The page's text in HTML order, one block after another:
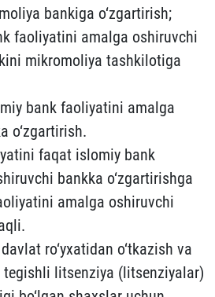
bankiga o‘zgartirish;
faoliyatini amalga oshiruvchi
mikromoliya tashkilotiga
bank faoliyatini amalga
o‘zgartirish.
faqat islomiy bank
bankka o‘zgartirishga
amalga oshiruvchi
ro‘yxatidan o‘tkazish va
litsenziya (litsenziyalar)